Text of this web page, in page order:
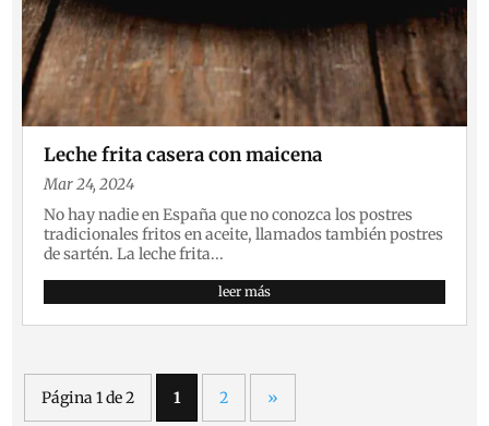
Leche frita casera con maicena
Mar 24, 2024
No hay nadie en España que no conozca los postres
tradicionales fritos en aceite, llamados también postres
de sartén. La leche frita...
leer más
Página 1 de 2 1 2 »